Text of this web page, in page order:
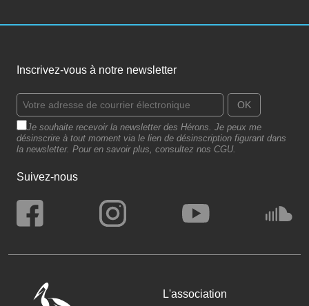
Inscrivez-vous à notre newsletter
Je souhaite recevoir la newsletter des Hérons. Je peux me
désinscrire à tout moment via le lien de désinscription figurant dans
la newsletter. Pour en savoir plus, consultez nos CGU.
Suivez-nous
L'association